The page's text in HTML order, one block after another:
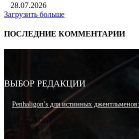
28.07.2026
Загрузить больше
ПОСЛЕДНИЕ КОММЕНТАРИИ
ВЫБОР РЕДАКЦИИ
Penhaligon’s для истинных
31.07.2026